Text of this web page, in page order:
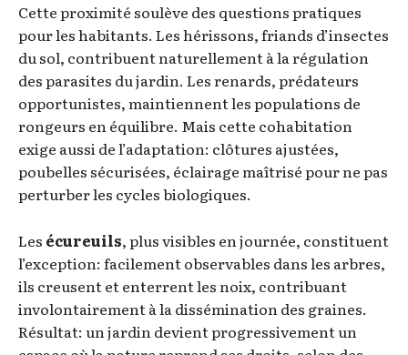
Cette proximité soulève des questions pratiques
pour les habitants. Les hérissons, friands d’insectes
du sol, contribuent naturellement à la régulation
des parasites du jardin. Les renards, prédateurs
opportunistes, maintiennent les populations de
rongeurs en équilibre. Mais cette cohabitation
exige aussi de l’adaptation: clôtures ajustées,
poubelles sécurisées, éclairage maîtrisé pour ne pas
perturber les cycles biologiques.
Les écureuils, plus visibles en journée, constituent
l’exception: facilement observables dans les arbres,
ils creusent et enterrent les noix, contribuant
involontairement à la dissémination des graines.
Résultat: un jardin devient progressivement un